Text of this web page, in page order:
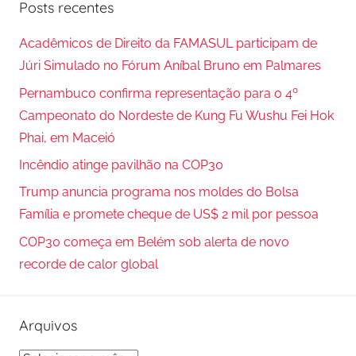
i
s
a
r
p
r
Posts recentes
Acadêmicos de Direito da FAMASUL participam de
Júri Simulado no Fórum Aníbal Bruno em Palmares
Pernambuco confirma representação para o 4º
Campeonato do Nordeste de Kung Fu Wushu Fei Hok
Phai, em Maceió
Incêndio atinge pavilhão na COP30
Trump anuncia programa nos moldes do Bolsa
Família e promete cheque de US$ 2 mil por pessoa
COP30 começa em Belém sob alerta de novo
recorde de calor global
Arquivos